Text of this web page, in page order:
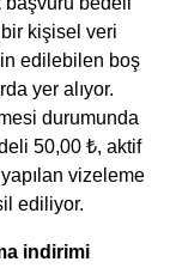
kişisel veri
edilebilen boş
yer alıyor.
durumunda
50,00 ₺, aktif
vizeleme
ediliyor.
indirimi